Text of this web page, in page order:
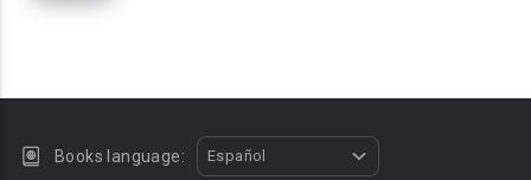
Books language: Español